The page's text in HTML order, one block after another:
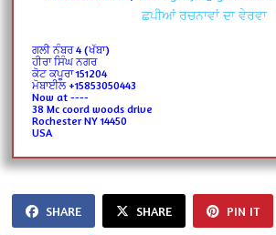
ਛਪੀਆਂ ਰਚਨਾਵਾਂ ਦਾ ਵੇਰਵਾ
ਗਲੀ ਨੰਬਰ 4 (ਖੱਬਾ)
ਹੀਰਾ ਸਿੰਘ ਨਗਰ
ਕੋਟ ਕਪੂਰਾ 151204
ਮੋਬਾਈਲ +15853050443
Now at ----
38 Mc coord woods drive
Rochester NY 14450
USA
SHARE SHARE PIN IT